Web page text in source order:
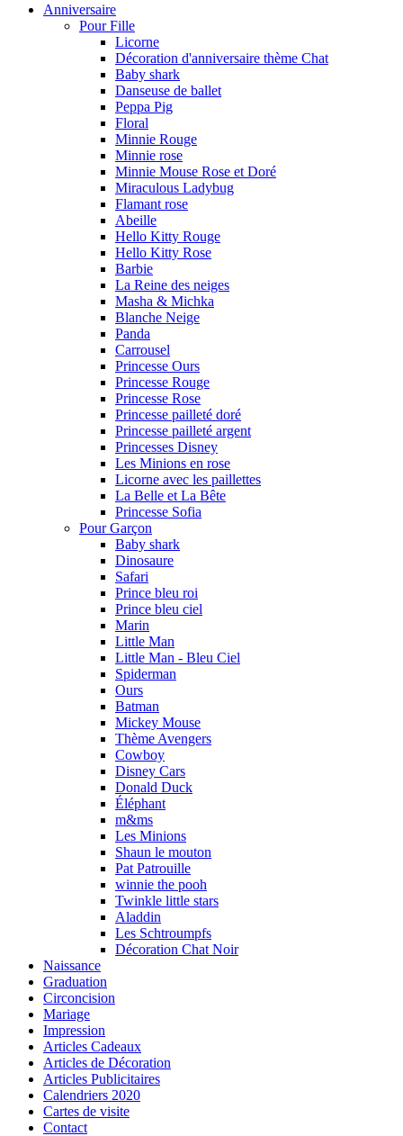
Anniversaire
Pour Fille
Licorne
Décoration d'anniversaire thème Chat
Baby shark
Danseuse de ballet
Peppa Pig
Floral
Minnie Rouge
Minnie rose
Minnie Mouse Rose et Doré
Miraculous Ladybug
Flamant rose
Abeille
Hello Kitty Rouge
Hello Kitty Rose
Barbie
La Reine des neiges
Masha & Michka
Blanche Neige
Panda
Carrousel
Princesse Ours
Princesse Rouge
Princesse Rose
Princesse pailleté doré
Princesse pailleté argent
Princesses Disney
Les Minions en rose
Licorne avec les paillettes
La Belle et La Bête
Princesse Sofia
Pour Garçon
Baby shark
Dinosaure
Safari
Prince bleu roi
Prince bleu ciel
Marin
Little Man
Little Man - Bleu Ciel
Spiderman
Ours
Batman
Mickey Mouse
Thème Avengers
Cowboy
Disney Cars
Donald Duck
Éléphant
m&ms
Les Minions
Shaun le mouton
Pat Patrouille
winnie the pooh
Twinkle little stars
Aladdin
Les Schtroumpfs
Décoration Chat Noir
Naissance
Graduation
Circoncision
Mariage
Impression
Articles Cadeaux
Articles de Décoration
Articles Publicitaires
Calendriers 2020
Cartes de visite
Contact